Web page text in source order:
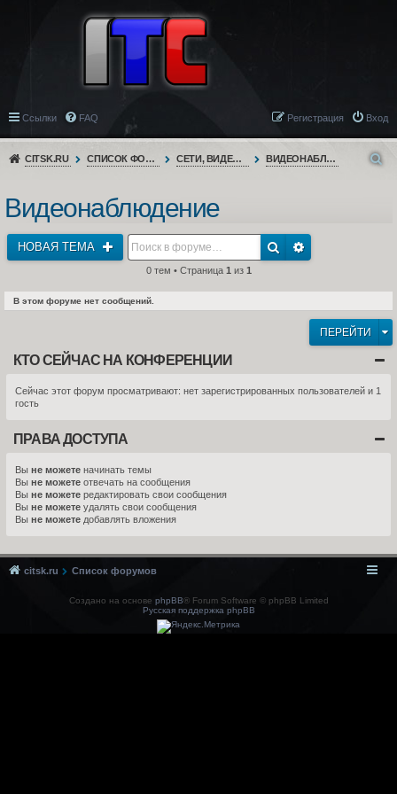
Ссылки FAQ Вход
Регистрация
CITSK.RU СПИСОК ФОРУМОВ СЕТИ, ВИДЕОНАБЛЮДЕНИЕ, ТЕЛЕФОНИЯ ВИДЕОНАБЛЮДЕНИЕ
Видеонаблюдение
НОВАЯ ТЕМА
0 тем • Страница 1 из 1
В этом форуме нет сообщений.
ПЕРЕЙТИ
КТО СЕЙЧАС НА КОНФЕРЕНЦИИ
Сейчас этот форум просматривают: нет зарегистрированных пользователей и 1
гость
ПРАВА ДОСТУПА
Вы не можете начинать темы
Вы не можете отвечать на сообщения
Вы не можете редактировать свои сообщения
Вы не можете удалять свои сообщения
Вы не можете добавлять вложения
citsk.ru Список форумов
Создано на основе phpBB® Forum Software © phpBB Limited
Русская поддержка phpBB